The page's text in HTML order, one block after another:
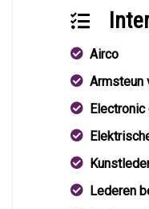
Airco
Armsteun
Lederen